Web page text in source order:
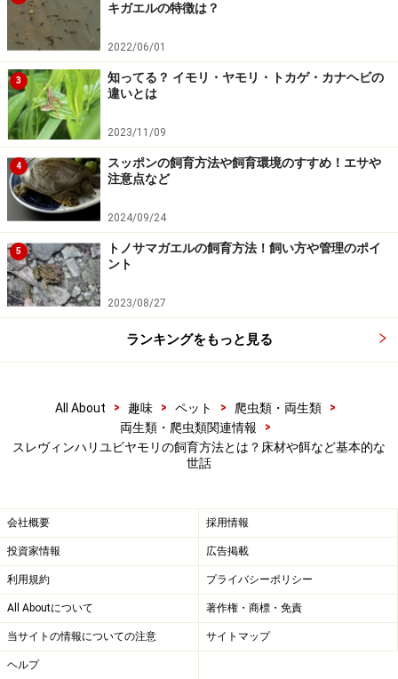
ヤモリの飼い方！餌やケージなどニホンヤモリの基
本飼育方法
※記事内容は執筆時点のものです。最新の内容をご確認くださ
い。
※ペットは、種類や体格（体重、サイズ、成長）などにより個体
差があります。記事内容は全ての個体へ一様に当てはまるわけで
はありません。
【編集部おすすめの購入サイト】
Amazonで人気のペット用品をチェック！
キガエルの特徴は？
2022/06/01
3
知ってる？ イモリ・ヤモリ・トカゲ・カナヘビの
違いとは
2023/11/09
4
スッポンの飼育方法や飼育環境のすすめ！エサや
注意点など
2024/09/24
5
トノサマガエルの飼育方法！飼い方や管理のポイ
ント
2023/08/27
ランキングをもっと見る
All About > 趣味 > ペット > 爬虫類・両生類
>
両生類・爬虫類関連情報
>
スレヴィンハリユビヤモリの飼育方法とは？床材や餌など基本的な
世話
会社概要 採用情報
投資家情報 広告掲載
利用規約 プライバシーポリシー
All Aboutについて 著作権・商標・免責
当サイトの情報についての注意 サイトマップ
ヘルプ